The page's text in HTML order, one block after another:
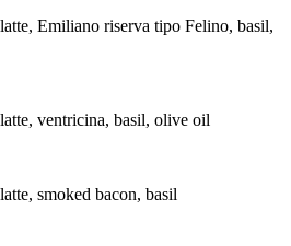
Emiliano riserva tipo Felino, basil,
ventricina, basil, olive oil
smoked bacon, basil